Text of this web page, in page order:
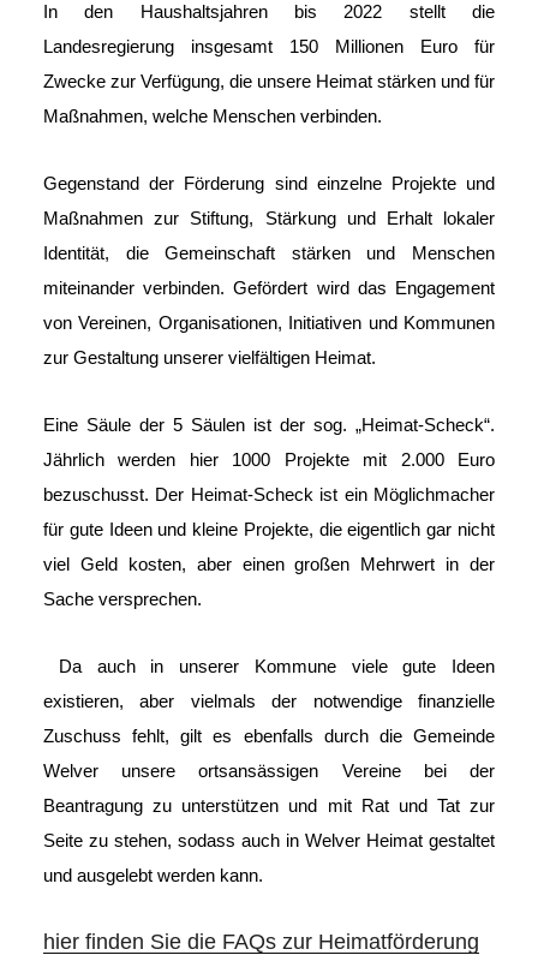
In den Haushaltsjahren bis 2022 stellt die
Landesregierung insgesamt 150 Millionen Euro für
Zwecke zur Verfügung, die unsere Heimat stärken und für
Maßnahmen, welche Menschen verbinden.
Gegenstand der Förderung sind einzelne Projekte und
Maßnahmen zur Stiftung, Stärkung und Erhalt lokaler
Identität, die Gemeinschaft stärken und Menschen
miteinander verbinden. Gefördert wird das Engagement
von Vereinen, Organisationen, Initiativen und Kommunen
zur Gestaltung unserer vielfältigen Heimat.
Eine Säule der 5 Säulen ist der sog. „Heimat-Scheck“.
Jährlich werden hier 1000 Projekte mit 2.000 Euro
bezuschusst. Der Heimat-Scheck ist ein Möglichmacher
für gute Ideen und kleine Projekte, die eigentlich gar nicht
viel Geld kosten, aber einen großen Mehrwert in der
Sache versprechen.
Da auch in unserer Kommune viele gute Ideen
existieren, aber vielmals der notwendige finanzielle
Zuschuss fehlt, gilt es ebenfalls durch die Gemeinde
Welver unsere ortsansässigen Vereine bei der
Beantragung zu unterstützen und mit Rat und Tat zur
Seite zu stehen, sodass auch in Welver Heimat gestaltet
und ausgelebt werden kann.
hier finden Sie die FAQs zur Heimatförderung